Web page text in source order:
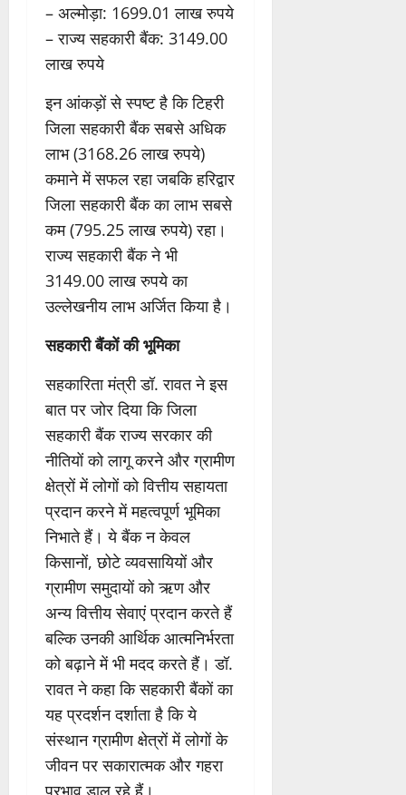
– अल्मोड़ा: 1699.01 लाख रुपये
– राज्य सहकारी बैंक: 3149.00
लाख रुपये
इन आंकड़ों से स्पष्ट है कि टिहरी
जिला सहकारी बैंक सबसे अधिक
लाभ (3168.26 लाख रुपये)
कमाने में सफल रहा जबकि हरिद्वार
जिला सहकारी बैंक का लाभ सबसे
कम (795.25 लाख रुपये) रहा।
राज्य सहकारी बैंक ने भी
3149.00 लाख रुपये का
उल्लेखनीय लाभ अर्जित किया है।
सहकारी बैंकों की भूमिका
सहकारिता मंत्री डॉ. रावत ने इस
बात पर जोर दिया कि जिला
सहकारी बैंक राज्य सरकार की
नीतियों को लागू करने और ग्रामीण
क्षेत्रों में लोगों को वित्तीय सहायता
प्रदान करने में महत्वपूर्ण भूमिका
निभाते हैं। ये बैंक न केवल
किसानों, छोटे व्यवसायियों और
ग्रामीण समुदायों को ऋण और
अन्य वित्तीय सेवाएं प्रदान करते हैं
बल्कि उनकी आर्थिक आत्मनिर्भरता
को बढ़ाने में भी मदद करते हैं। डॉ.
रावत ने कहा कि सहकारी बैंकों का
यह प्रदर्शन दर्शाता है कि ये
संस्थान ग्रामीण क्षेत्रों में लोगों के
जीवन पर सकारात्मक और गहरा
प्रभाव डाल रहे हैं।